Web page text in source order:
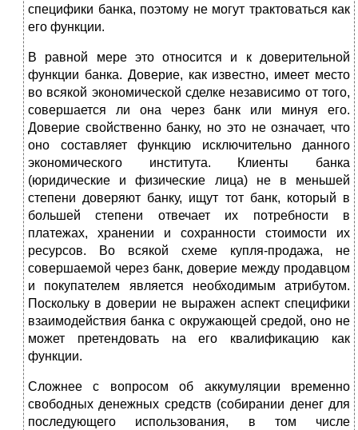
специфики банка, поэтому не могут трактоваться как
его функции.
В равной мере это относится и к доверительной
функции банка. Доверие, как известно, имеет место
во всякой экономической сделке независимо от того,
совершается ли она через банк или минуя его.
Доверие свойственно банку, но это не означает, что
оно составляет функцию исключительно данного
экономического института. Клиенты банка
(юридические и физические лица) не в меньшей
степени доверяют банку, ищут тот банк, который в
большей степени отвечает их потребности в
платежах, хранении и сохранности стоимости их
ресурсов. Во всякой схеме купля-продажа, не
совершаемой через банк, доверие между продавцом
и покупателем является необходимым атрибутом.
Поскольку в доверии не выражен аспект специфики
взаимодействия банка с окружающей средой, оно не
может претендовать на его квалификацию как
функции.
Сложнее с вопросом об аккумуляции временно
свободных денежных средств (собирании денег для
последующего использования, в том числе